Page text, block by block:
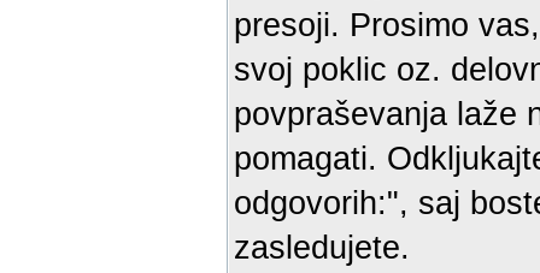
presoji. Prosimo
svoj poklic oz.
povpraševanja laže
pomagati.
odgovorih:", saj
zasledujete.